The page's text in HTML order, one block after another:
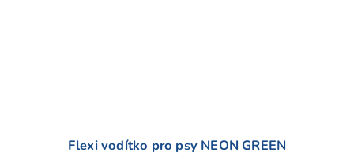
Flexi vodítko pro psy NEON GREEN